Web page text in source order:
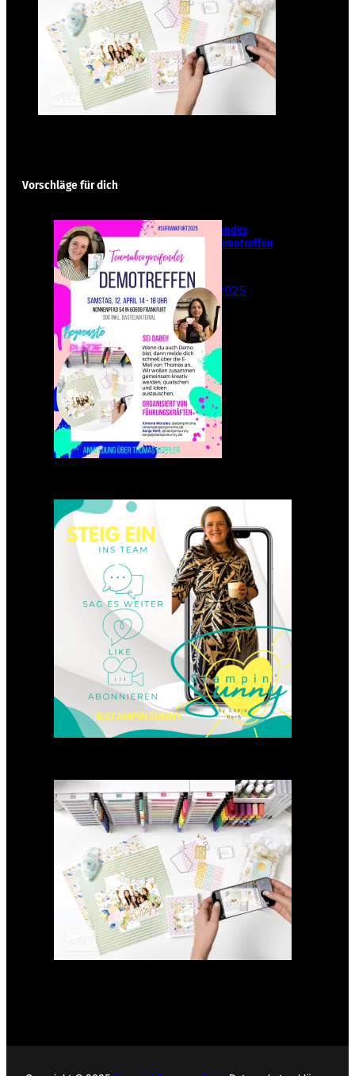
Vorschläge für dich
Teamübergreifendes
Stampin‘ Up! Demotreffen
– Sei dabei!
26. Februar 2025
Einsteigen 2025 im Team
Stampin‘ Sunny
23. Januar 2025
GANZ NEU: Scrapbooking
Club 2025
21. Januar 2025